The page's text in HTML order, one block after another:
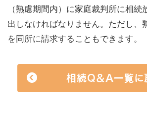
（熟慮期間内）に家庭裁判所に相続
出しなければなりません。ただし、
を同所に請求することもできます。